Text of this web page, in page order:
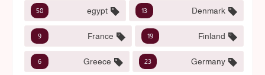
Denmark
13
egypt
58
Finland
19
France
9
Germany
23
Greece
6